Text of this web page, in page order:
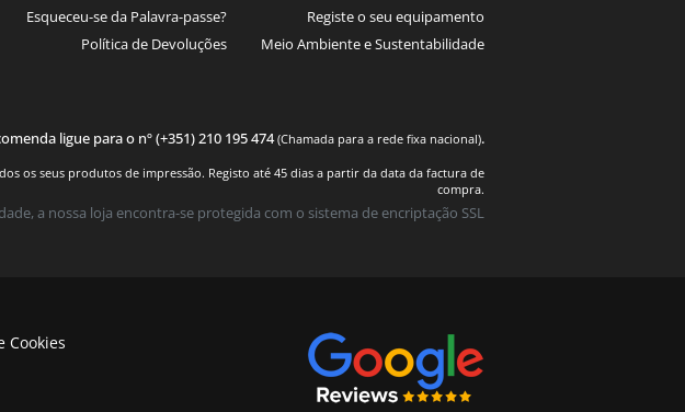
Esqueceu-se da Palavra-passe?
Política de Devoluções
Registe o seu equipamento
Meio Ambiente e Sustentabilidade
ligue para o nº (+351) 210 195 474(Chamada para a rede fixa nacional).
os seus produtos de impressão. Registo até 45 dias a partir da data da factura de
compra.
a nossa loja encontra-se protegida com o sistema de encriptação SSL
Cookies